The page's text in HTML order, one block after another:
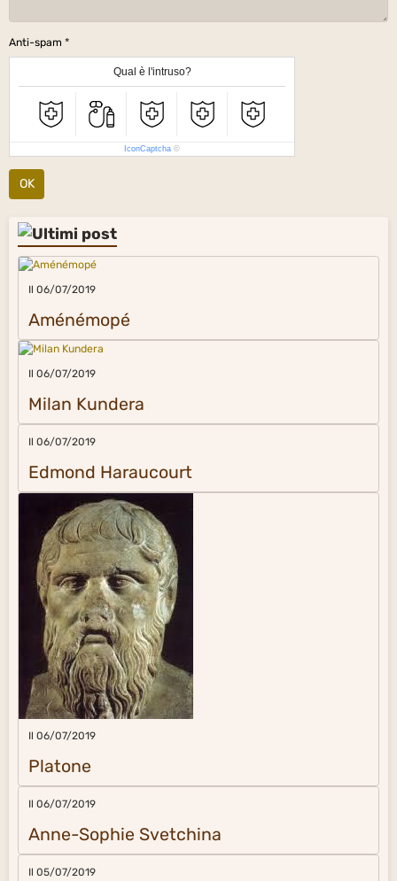
Anti-spam
Qual è l'intruso?
IconCaptcha ©
OK
Il 06/07/2019
Aménémopé
Il 06/07/2019
Milan Kundera
Il 06/07/2019
Edmond Haraucourt
Il 06/07/2019
Platone
Il 06/07/2019
Anne-Sophie Svetchina
Il 05/07/2019